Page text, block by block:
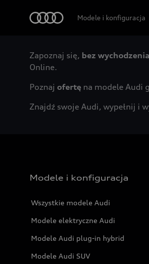
Modele i konfiguracja
Zapoznaj się, bez
Online.
Poznaj ofertę na modele Audi
Znajdź swoje Audi, wypełnij i
Modele i konfiguracja
Wszystkie modele Audi
Modele elektryczne Audi
Modele Audi plug-in hybrid
Modele Audi SUV